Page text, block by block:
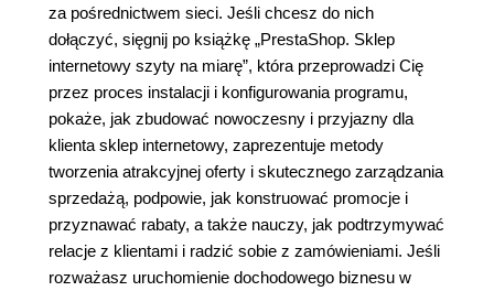
za pośrednictwem sieci. Jeśli chcesz do nich
dołączyć, sięgnij po książkę „PrestaShop. Sklep
internetowy szyty na miarę”, która przeprowadzi Cię
przez proces instalacji i konfigurowania programu,
pokaże, jak zbudować nowoczesny i przyjazny dla
klienta sklep internetowy, zaprezentuje metody
tworzenia atrakcyjnej oferty i skutecznego zarządzania
sprzedażą, podpowie, jak konstruować promocje i
przyznawać rabaty, a także nauczy, jak podtrzymywać
relacje z klientami i radzić sobie z zamówieniami. Jeśli
rozważasz uruchomienie dochodowego biznesu w